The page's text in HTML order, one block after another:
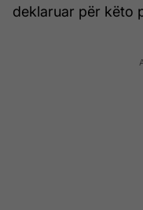
deklaruar për këto